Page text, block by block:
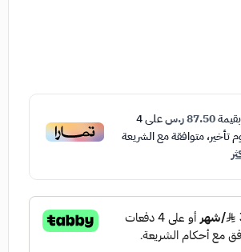
87.50 ر.س على4
متوافقة مع الشريعة